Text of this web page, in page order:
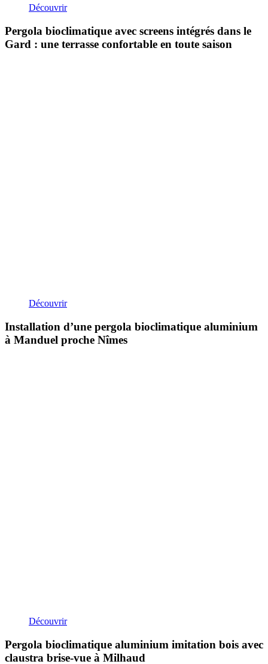
Découvrir
Pergola bioclimatique avec screens intégrés dans le
Gard : une terrasse confortable en toute saison
Découvrir
Installation d’une pergola bioclimatique aluminium
à Manduel proche Nîmes
Découvrir
Pergola bioclimatique aluminium imitation bois avec
claustra brise-vue à Milhaud